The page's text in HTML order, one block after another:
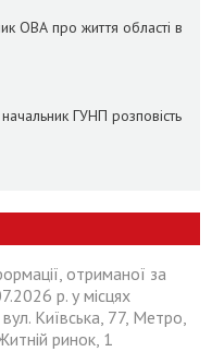
ОВА про життя області в
ГУНП розповість
отриманої за
р. у місцях
Київська, 77, Метро,
ринок, 1